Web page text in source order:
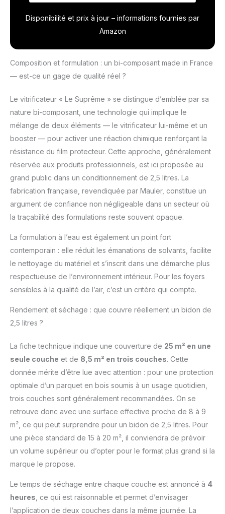
facilement un parquet
verni ou vitrifié sans
une à deux couches de
vitrificateur. Parquet
huilé ou ciré : la remise
: produit formulé et
fabriqué en Alsace au
sein de la
MANUFACTURE
de 4ème génération
Mauler créée en 1919. ✅
Application facile :
mélangez les 2
composants puis
appliquez 3 couches
sur bois brut à 4H
rénovation appliquez
une couche. ✅ A savoir
: 2,5L : 8,5m2 en trois
couches et 25m2 en 1
composants mélangés
vous avez 24h pour
vitrificateur bi
composant traditionnel.
Disponibilité et prix à jour – informations fournies par
Amazon
Composition et formulation : un bi-composant made in France
— est-ce un gage de qualité réel ?
Le vitrificateur « Le Suprême » se distingue d’emblée par sa
nature bi-composant, une technologie qui implique le
mélange de deux éléments — le vitrificateur lui-même et un
booster — pour activer une réaction chimique renforçant la
résistance du film protecteur. Cette approche, généralement
réservée aux produits professionnels, est ici proposée au
grand public dans un conditionnement de 2,5 litres. La
fabrication française, revendiquée par Mauler, constitue un
argument de confiance non négligeable dans un secteur où
la traçabilité des formulations reste souvent opaque.
La formulation à l’eau est également un point fort
contemporain : elle réduit les émanations de solvants, facilite
le nettoyage du matériel et s’inscrit dans une démarche plus
respectueuse de l’environnement intérieur. Pour les foyers
sensibles à la qualité de l’air, c’est un critère qui compte.
Rendement et séchage : que couvre réellement un bidon de
2,5 litres ?
La fiche technique indique une couverture de 25 m² en une
seule couche et de 8,5 m² en trois couches. Cette
donnée mérite d’être lue avec attention : pour une protection
optimale d’un parquet en bois soumis à un usage quotidien,
trois couches sont généralement recommandées. On se
retrouve donc avec une surface effective proche de 8 à 9
m², ce qui peut surprendre pour un bidon de 2,5 litres. Pour
une pièce standard de 15 à 20 m², il conviendra de prévoir
un volume supérieur ou d’opter pour le format plus grand si la
marque le propose.
Le temps de séchage entre chaque couche est annoncé à 4
heures , ce qui est raisonnable et permet d’envisager
l’application de deux couches dans la même journée. La